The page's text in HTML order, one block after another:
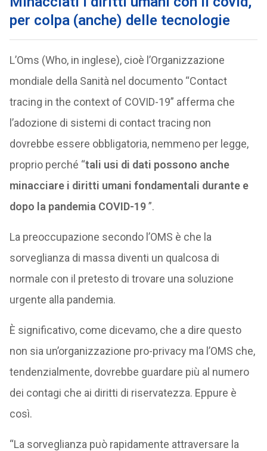
per colpa (anche) delle tecnologie
L’Oms (Who, in inglese), cioè l’Organizzazione
mondiale della Sanità nel documento “Contact
tracing in the context of COVID-19” afferma che
l’adozione di sistemi di contact tracing non
dovrebbe essere obbligatoria, nemmeno per legge,
proprio perché “tali usi di dati possono anche
minacciare i diritti umani fondamentali durante e
dopo la pandemia COVID-19”.
La preoccupazione secondo l’OMS è che la
sorveglianza di massa diventi un qualcosa di
normale con il pretesto di trovare una soluzione
urgente alla pandemia.
È significativo, come dicevamo, che a dire questo
non sia un’organizzazione pro-privacy ma l’OMS che,
tendenzialmente, dovrebbe guardare più al numero
dei contagi che ai diritti di riservatezza. Eppure è
così.
“La sorveglianza può rapidamente attraversare la